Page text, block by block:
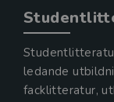
ledande
facklitteratur,